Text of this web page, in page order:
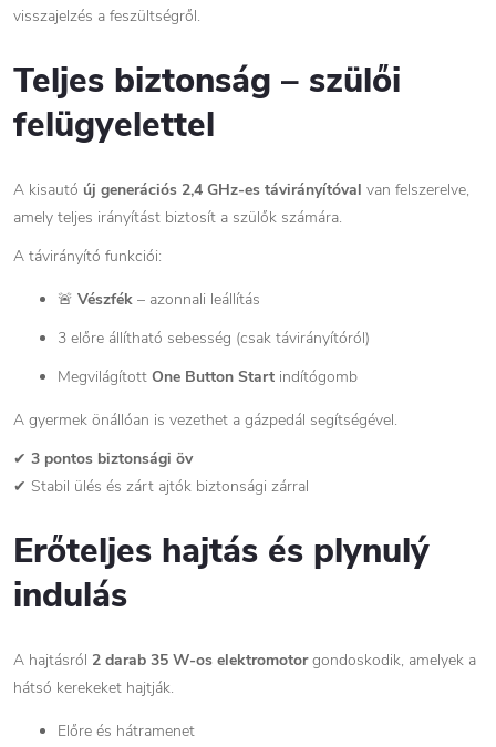
visszajelzés a feszültségről.
Teljes biztonság – szülői
felügyelettel
A kisautó új generációs 2,4 GHz-es távirányítóval van felszerelve,
amely teljes irányítást biztosít a szülők számára.
A távirányító funkciói:
🚨 Vészfék – azonnali leállítás
3 előre állítható sebesség (csak távirányítóról)
Megvilágított One Button Start indítógomb
A gyermek önállóan is vezethet a gázpedál segítségével.
✔ 3 pontos biztonsági öv
✔ Stabil ülés és zárt ajtók biztonsági zárral
Erőteljes hajtás és plynulý
indulás
A hajtásról 2 darab 35 W-os elektromotorgondoskodik, amelyek a
hátsó kerekeket hajtják.
Előre és hátramenet